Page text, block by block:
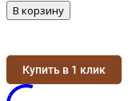
В корзину
Купить в 1 клик